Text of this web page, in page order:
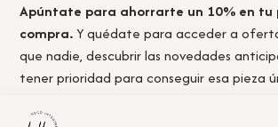
Apúntate para ahorrarte un 10% en tu
compra.Y quédate para acceder a
que nadie, descubrir las novedades
tener prioridad para conseguir esa pieza